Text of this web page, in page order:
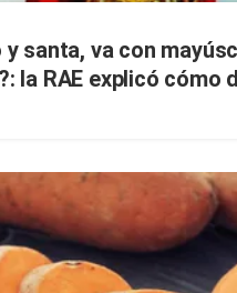
y santa, va con
la RAE explicó cómo